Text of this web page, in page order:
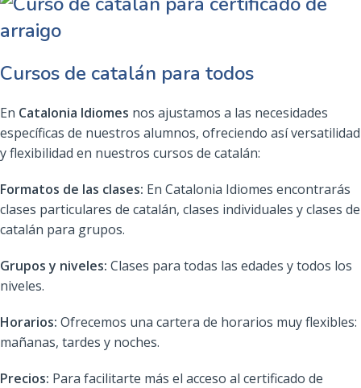
Cursos de catalán para todos
En Catalonia Idiomes nos ajustamos a las necesidades
específicas de nuestros alumnos, ofreciendo así versatilidad
y flexibilidad en nuestros cursos de catalán:
Formatos de las clases: En Catalonia Idiomes encontrarás
clases particulares de catalán, clases individuales y clases de
catalán para grupos.
Grupos y niveles: Clases para todas las edades y todos los
niveles.
Horarios: Ofrecemos una cartera de horarios muy flexibles:
mañanas, tardes y noches.
Precios: Para facilitarte más el acceso al certificado de